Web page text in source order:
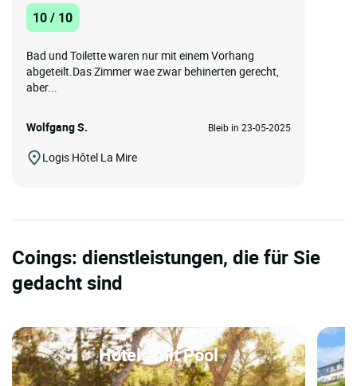
10 / 10
Bad und Toilette waren nur mit einem Vorhang
abgeteilt.Das Zimmer wae zwar behinerten gerecht,
aber...
Wolfgang S. Bleib in 23-05-2025
Logis Hôtel La Mire
Coings: dienstleistungen, die für Sie
gedacht sind
Hotels mit Pool